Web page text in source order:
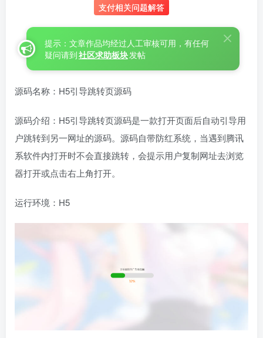
支付相关问题解答
提示：文章作品均经过人工审核可用，有任何
疑问请到社区求助板块发帖
源码名称：H5引导跳转页源码
源码介绍：H5引导跳转页源码是一款打开页面后自动引导用
户跳转到另一网址的源码。源码自带防红系统，当遇到腾讯
系软件内打开时不会直接跳转，会提示用户复制网址去浏览
器打开或点击右上角打开。
运行环境：H5